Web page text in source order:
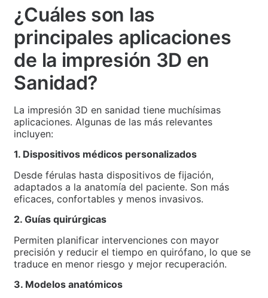
¿Cuáles son las
principales aplicaciones
de la impresión 3D en
Sanidad?
La impresión 3D en sanidad tiene muchísimas
aplicaciones. Algunas de las más relevantes
incluyen:
1. Dispositivos médicos personalizados
Desde férulas hasta dispositivos de fijación,
adaptados a la anatomía del paciente. Son más
eficaces, confortables y menos invasivos.
2. Guías quirúrgicas
Permiten planificar intervenciones con mayor
precisión y reducir el tiempo en quirófano, lo que se
traduce en menor riesgo y mejor recuperación.
3. Modelos anatómicos